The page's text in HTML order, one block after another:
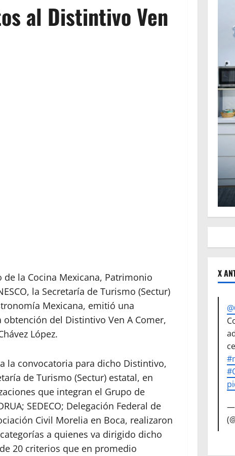
al Distintivo Ven
la Cocina Mexicana, Patrimonio
la Secretaría de Turismo (Sectur)
Mexicana, emitió una
del Distintivo Ven A Comer,
López.
la convocatoria para dicho Distintivo,
de Turismo (Sectur) estatal, en
que integran el Grupo de
SEDECO; Delegación Federal de
Civil Morelia en Boca, realizaron
a quienes va dirigido dicho
20 criterios que en promedio
X
—